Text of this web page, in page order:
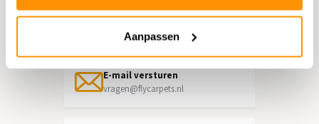
Aanpassen
Chat direct
E-mail versturen
vragen@flycarpets.nl